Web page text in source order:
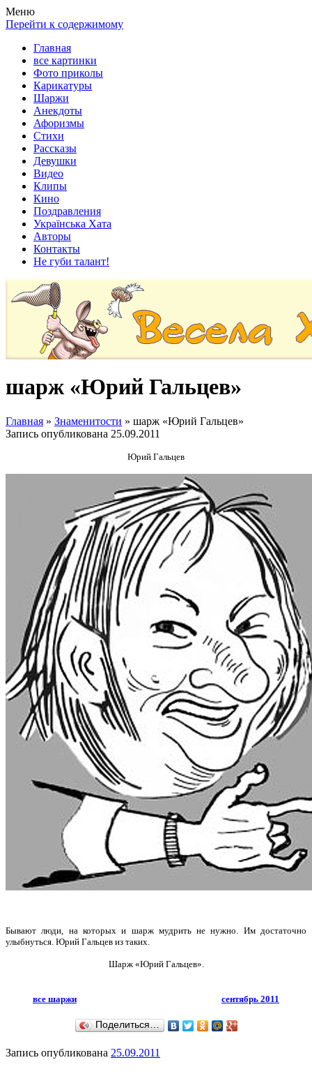
Весела хата — прикольные картинки, смешные истории,
клипы!
Покажем всем ваши фото приколы, карикатуры, шаржи, стихи,
рассказы, видео и песни!
Меню
Перейти к содержимому
Главная
все картинки
Фото приколы
Карикатуры
Шаржи
Анекдоты
Афоризмы
Стихи
Рассказы
Девушки
Видео
Клипы
Кино
Поздравления
Українська Хата
Авторы
Контакты
Не губи талант!
шарж «Юрий Гальцев»
Главная » Знаменитости » шарж «Юрий Гальцев»
Запись опубликована 25.09.2011
Юрий Гальцев
Бывают люди, на которых и шарж мудрить не нужно. Им достаточно
улыбнуться. Юрий Гальцев из таких.
Шарж «Юрий Гальцев».
все шаржи сентябрь 2011
Поделиться…
Запись опубликована 25.09.2011